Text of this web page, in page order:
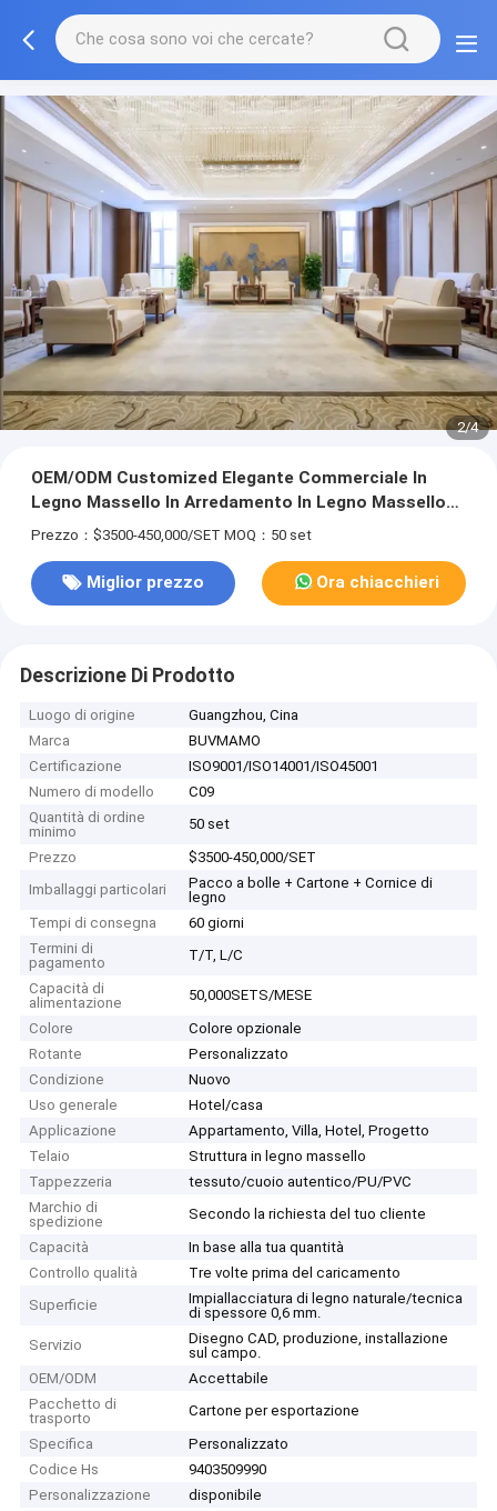
3/4
OEM/ODM Customized Elegante Commerciale In
Legno Massello In Arredamento In Legno Massello
Collection Solution Sets Made In China
Prezzo：$3500-450,000/SET MOQ：50 set
Miglior prezzo Ora chiacchieri
Descrizione Di Prodotto
Luogo di origine
Guangzhou, Cina
Marca
BUVMAMO
Certificazione
ISO9001/ISO14001/ISO45001
Numero di modello
C09
Quantità di ordine
minimo
50 set
Prezzo
$3500-450,000/SET
Imballaggi particolari
Pacco a bolle + Cartone + Cornice di
legno
Tempi di consegna
60 giorni
Termini di
pagamento
T/T, L/C
Capacità di
alimentazione
50,000SETS/MESE
Colore
Colore opzionale
Rotante
Personalizzato
Condizione
Nuovo
Uso generale
Hotel/casa
Applicazione
Appartamento, Villa, Hotel, Progetto
Telaio
Struttura in legno massello
Tappezzeria
tessuto/cuoio autentico/PU/PVC
Marchio di
spedizione
Secondo la richiesta del tuo cliente
Capacità
In base alla tua quantità
Controllo qualità
Tre volte prima del caricamento
Superficie
Impiallacciatura di legno naturale/tecnica
di spessore 0,6 mm.
Servizio
Disegno CAD, produzione, installazione
sul campo.
OEM/ODM
Accettabile
Pacchetto di
trasporto
Cartone per esportazione
Specifica
Personalizzato
Codice Hs
9403509990
Personalizzazione
disponibile